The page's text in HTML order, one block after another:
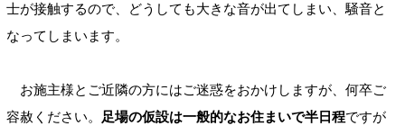
士が接触するので、どうしても大きな音が出てしまい、騒音と
なってしまいます。
お施主様とご近隣の方にはご迷惑をおかけしますが、何卒ご
容赦ください。
足場の仮設は一般的なお住まいで半日程ですが